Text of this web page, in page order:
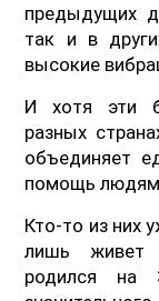
предыдущих
так и в
высокие
И хотя эти
разных
объединяет
помощь людям
Кто-то из них
лишь живет
родился на